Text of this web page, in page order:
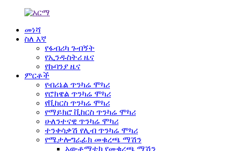
መነሻ
ስለ እኛ
የፋብሪካ ጉብኝት
የኢንዱስትሪ ዜና
የኩባንያ ዜና
ምርቶች
የብሪኔል ጥንካሬ ሞካሪ
የሮክዌል ጥንካሬ ሞካሪ
የቪከርስ ጥንካሬ ሞካሪ
የማይክሮ ቪከርስ ጥንካሬ ሞካሪ
ሁለንተናዊ ጥንካሬ ሞካሪ
ተንቀሳቃሽ የሊብ ጥንካሬ ሞካሪ
የሜታሎግራፊክ መቁረጫ ማሽን
አውቶማቲክ የመቁረጫ ማሽን